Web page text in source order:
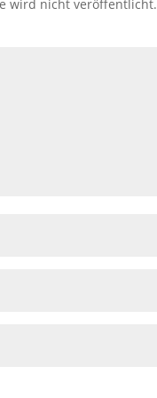
wird nicht veröffentlicht.